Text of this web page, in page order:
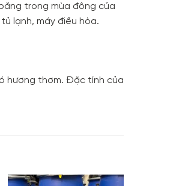
trong mùa đông của
lạnh, máy điều hòa.
hương thơm. Đặc tính của